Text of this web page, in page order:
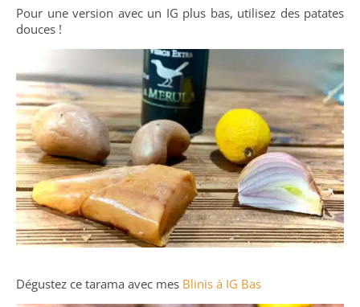
Pour une version avec un IG plus bas, utilisez des patates
douces !
Dégustez ce tarama avec mes Blinis à IG Bas